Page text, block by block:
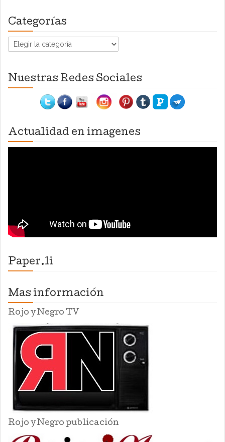
Categorías
Categorías
Nuestras Redes Sociales
Actualidad en imagenes
Paper.li
Mas información
Rojo y Negro TV
Rojo y Negro publicación